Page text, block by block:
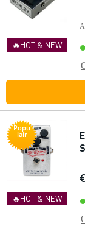
🔥HOT & NEW
Popu
lair
🔥HOT & NEW